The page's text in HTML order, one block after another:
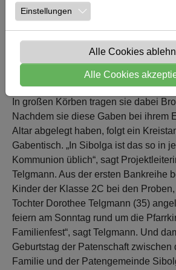
In großen Körben tragen sie dabei
Nachdem sie diese Gaben bei ihrem
Altar abgelegt haben, folgt ein
Gabentisch. „In Sibolga ist das so in
Kommunion üblich“, sagt
Telgmann. Aus der ersten Bankreihe
Kinder der Klasse 2C bei den
Tochter Dorothee Telgmann (35)
feiern am Sonntag rund um die
Familienfest“, sagt Telgmann. Und
Geburtstag der Patenschaft zwischen
Familie und der Patengemeinde
Einstellungen
Alle Cookies
Alle Cookies